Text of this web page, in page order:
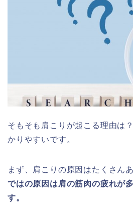
そもそも肩こりが起こる理由は
かりやすいです。
まず、肩こりの原因はたくさん
ではの原因は肩の筋肉の疲れが
す。